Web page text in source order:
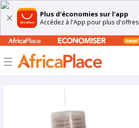
Plus d'économies sur l'app
Accédez à l'App pour plus d'offres